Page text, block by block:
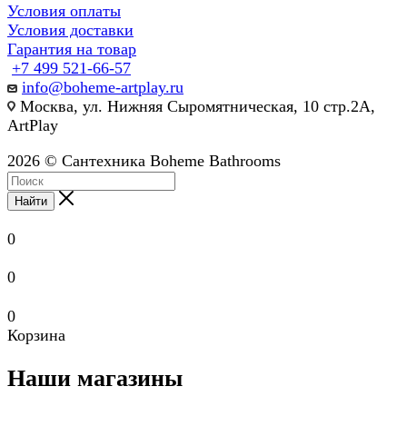
Условия оплаты
Условия доставки
Гарантия на товар
+7 499 521-66-57
info@boheme-artplay.ru
Москва, ул. Нижняя Сыромятническая, 10 стр.2А,
ArtPlay
2026 © Сантехника Boheme Bathrooms
Найти
0
0
0
Корзина
Наши магазины